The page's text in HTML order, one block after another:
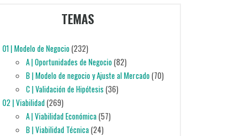
TEMAS
01 | Modelo de Negocio(232)
A | Oportunidades de Negocio(82)
B | Modelo de negocio y Ajuste al Mercado(70)
C | Validación de Hipótesis (36)
02 | Viabilidad(269)
A | Viabilidad Económica(57)
B | Viabilidad Técnica(24)